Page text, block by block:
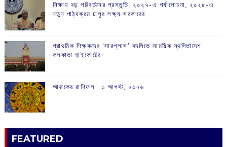
শিক্ষায় বড় পরিবর্তনের প্রস্তুতি: ২০২৭-এ পর্যালোচনা, ২০২৮-এ
নতুন পাঠ্যক্রম চালুর লক্ষ্য সরকারের
প্রাথমিক শিক্ষকদের ‘সারপ্লাস’ বদলিতে সাময়িক স্থগিতাদেশ
কলকাতা হাইকোর্টের
আজকের রাশিফল :‌ ‌‌১ আগস্ট, ২০২৬
FEATURED